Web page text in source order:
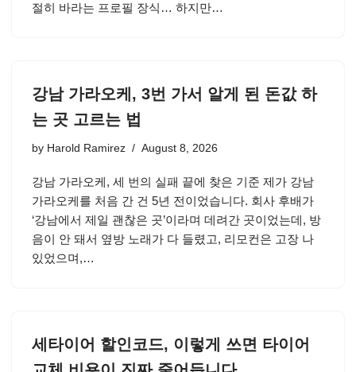
절히 바라는 프로필 장식… 하지만…
강남 가라오케, 3번 가서 알게 된 돈값 하
는 곳 고르는 법
by Harold Ramirez August 8, 2026
강남 가라오케, 세 번의 실패 끝에 찾은 기준 제가 강남
가라오케를 처음 간 건 5년 전이었습니다. 회사 후배가
‘강남에서 제일 괜찮은 곳’이라며 데려간 곳이었는데, 방
음이 안 돼서 옆방 노래가 다 들렸고, 리모컨은 고장 나
있었으며,…
세타이어 할인코드, 이렇게 쓰면 타이어